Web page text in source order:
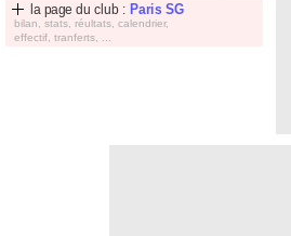
la page du club : Paris SG
bilan, stats, réultats, calendrier,
effectif, tranferts, ...